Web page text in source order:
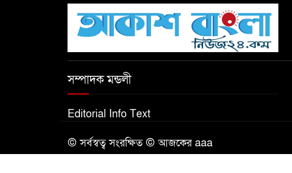
সম্পাদক মন্ডলী
Editorial Info Text
© সর্বস্বত্ব সংরক্ষিত © আজকের aaa